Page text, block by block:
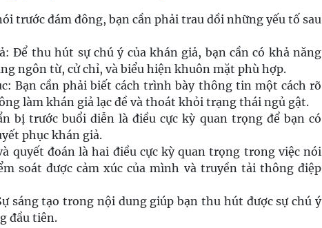
trước đám đông, bạn cần phải trau dồi những yếu tố sau
Để thu hút sự chú ý của khán giả, bạn cần có khả năng
ngôn từ, cử chỉ, và biểu hiện khuôn mặt phù hợp.
Bạn cần phải biết cách trình bày thông tin một cách rõ
làm khán giả lạc đề và thoát khỏi trạng thái ngủ gật.
bị trước buổi diễn là điều cực kỳ quan trọng để bạn có
phục khán giả.
quyết đoán là hai điều cực kỳ quan trọng trong việc nói
soát được cảm xúc của mình và truyền tải thông điệp
sáng tạo trong nội dung giúp bạn thu hút được sự chú ý
đầu tiên.